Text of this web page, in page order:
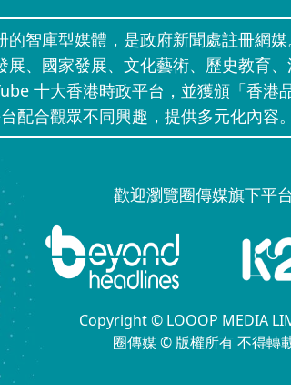
智庫型媒體，是政府新聞處註冊網
、國家發展、文化藝術、歷史教育
十大香港時政平台，並獲頒「香港
合觀眾不同興趣，提供多元化內容。
歡迎瀏覽圈傳媒旗下平台
Copyright © LOOOP MEDIA
圈傳媒 © 版權所有 不得轉